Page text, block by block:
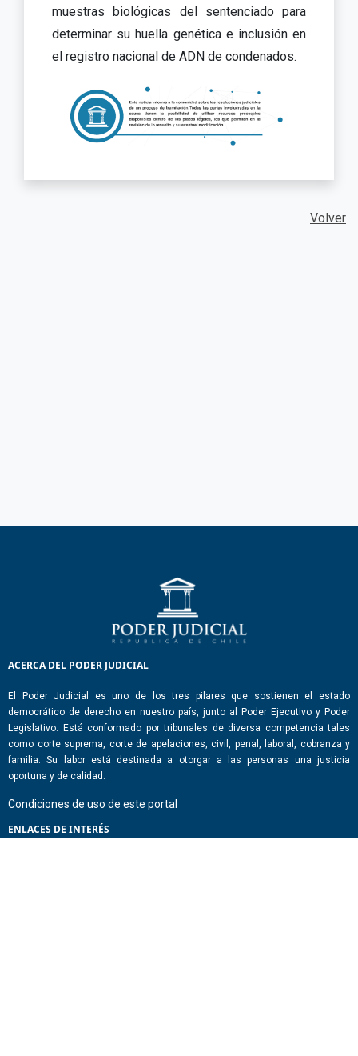
muestras biológicas del sentenciado para
determinar su huella genética e inclusión en
el registro nacional de ADN de condenados.
Volver
ACERCA DEL PODER JUDICIAL
El Poder Judicial es uno de los tres pilares que sostienen el estado
democrático de derecho en nuestro país, junto al Poder Ejecutivo y Poder
Legislativo. Está conformado por tribunales de diversa competencia tales
como corte suprema, corte de apelaciones, civil, penal, laboral, cobranza y
familia. Su labor está destinada a otorgar a las personas una justicia
oportuna y de calidad.
Condiciones de uso de este portal
ENLACES DE INTERÉS